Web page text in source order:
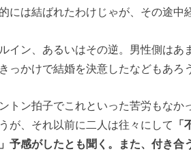
には結ばれたわけじゃが、その途中
イン、あるいはその逆。男性側はあ
っかけで結婚を決意したなどもあろ
トン拍子でこれといった苦労もなか
が、それ以前に二人は往々にして
予感がしたとも聞く。また、付き合